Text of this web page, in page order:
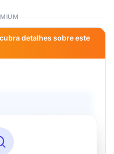
detalhes sobre este